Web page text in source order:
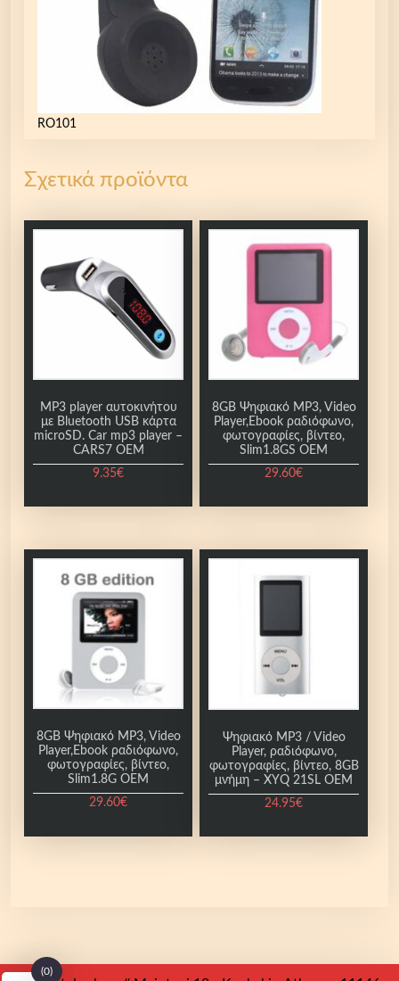
RO101
Σχετικά προϊόντα
MP3 player αυτοκινήτου
με Bluetooth USB κάρτα
microSD. Car mp3 player –
CARS7 OEM
9.35€
8GB Ψηφιακό MP3, Video
Player,Ebook ραδιόφωνο,
φωτογραφίες, βίντεο,
Slim1.8GS OEM
29.60€
8GB Ψηφιακό MP3, Video
Player,Ebook ραδιόφωνο,
φωτογραφίες, βίντεο,
Slim1.8G OEM
29.60€
Ψηφιακό MP3 / Video
Player, ραδιόφωνο,
φωτογραφίες, βίντεο, 8GB
μνήμη – ΧΥQ 21SL OEM
24.95€
(0)